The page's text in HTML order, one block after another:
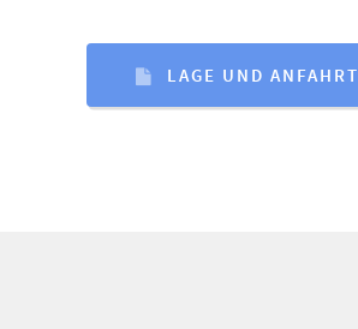
LAGE UND ANFAHRT